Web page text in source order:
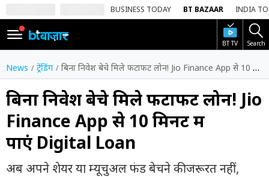
BUSINESS TODAY BT BAZAAR INDIA
BT TV Search
SIGN
IN
Dark
Mode
होम
शेयर
बाज़ार
News ट्रेंडिंग बिना निवेश बेचे मिले फटाफट लोन! Jio Finance App से 10 मिनट में पाएं Digital Loan
बिना निवेश बेचे मिले फटाफट लोन! Jio
Finance App से 10 मिनट में
पाएं Digital Loan
अब अपने शेयर या म्यूचुअल फंड बेचने की जरूरत नहीं,